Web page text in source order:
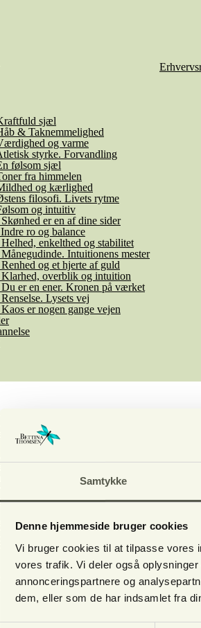
Samtykke
Denne hjemmeside bruger cookies
Vi bruger cookies til at tilpasse vores
vores trafik. Vi deler også
annonceringspartnere og
dem, eller som de har indsamlet fra
sjæl
& Taknemmelighed
og varme
styrke. Forvandling
følsom sjæl
fra himmelen
og kærlighed
filosofi. Livets rytme
og intuitiv
er en af dine sider
ro og balance
enkelthed og stabilitet
Intuitionens mester
og et hjerte af guld
overblik og intuition
er en ener. Kronen på værket
Lysets vej
er nogen gange vejen
potentiale1-dags-kursus. Få åbnet op for dit
mere mellem himmel og jord.
Er det der spirituelle mon noget for mig?
et potentiale, men hvordan får jeg fat på det?
lidt, og er interesseret i mere, og ønsker
af glæde og et fællesskab med plads til at
til rådighed for dig, oghjælper dig med at
dig, og ser dine styrker og kvaliteter.
2026 kl. 10 - 16.
Thomsen
Lysets Hus
ude i byen eller du medbringer madpakke.
Send indlæg